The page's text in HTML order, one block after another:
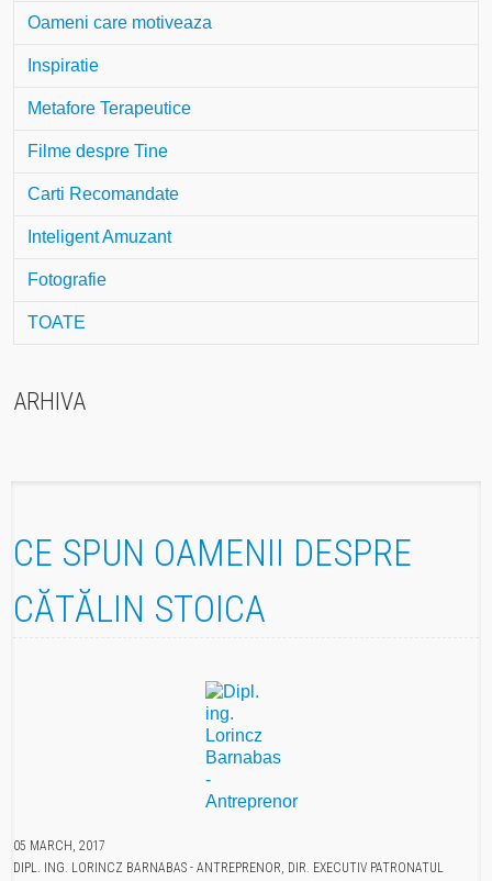
Oameni care motiveaza
Inspiratie
Metafore Terapeutice
Filme despre Tine
Carti Recomandate
Inteligent Amuzant
Fotografie
TOATE
ARHIVA
CE SPUN OAMENII DESPRE
CĂTĂLIN STOICA
05 MARCH, 2017
DIPL. ING. LORINCZ BARNABAS - ANTREPRENOR, DIR. EXECUTIV PATRONATUL